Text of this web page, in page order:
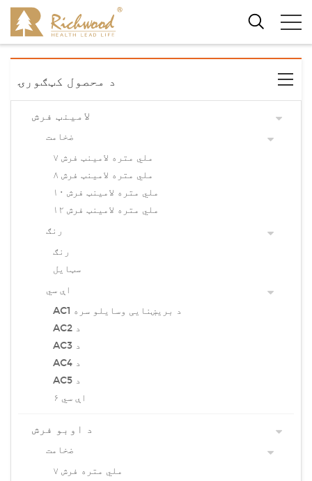
د محصول کټګورۍ
لامینټ فرش
ضخامت
۷ ملي متره لامینټ فرش
۸ ملي متره لامینټ فرش
۱۰ ملي متره لامینټ فرش
۱۲ ملي متره لامینټ فرش
رنګ
رنګ
سټایل
اې سي
AC1 د بریښنایی وسایلو سره
AC2 د
AC3 د
AC4 د
AC5 د
اې سي ۶
د اوبو فرش
ضخامت
۷ ملي متره فرش